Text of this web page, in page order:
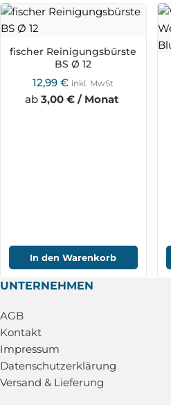
fischer Reinigungsbürste
BS Ø 12
12,99€ inkl. MwSt
ab 3,00 € / Monat
In den Warenkorb
UNTERNEHMEN
AGB
Kontakt
Impressum
Datenschutzerklärung
Versand & Lieferung